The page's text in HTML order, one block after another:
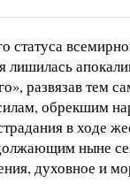
статуса
лишилась
развязав тем
обрекшим
в ходе
ныне
духовное и